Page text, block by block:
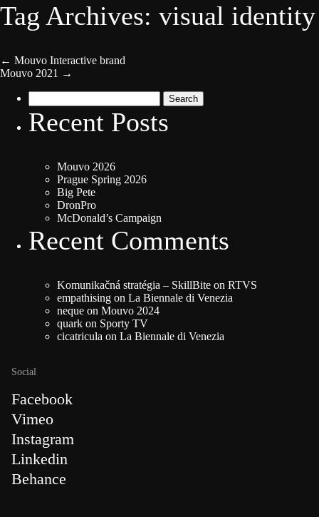
Tag Archives: visual identity
← Mouvo Interactive brand
Mouvo 2021 →
for:
Recent Posts
Mouvo 2026
Prague Spring 2026
Big Pete
DronPro
McDonald’s Campaign
Recent Comments
Komunikačná stratégia – SkillBite on RTVS
empathising on La Biennale di Venezia
neque on Mouvo 2024
quark on Sporty TV
cicatricula on La Biennale di Venezia
Social
Facebook
Vimeo
Instagram
Linkedin
Behance